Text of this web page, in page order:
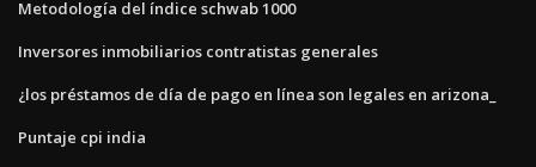
Metodología del índice schwab 1000
Inversores inmobiliarios contratistas generales
¿los préstamos de día de pago en línea son legales en arizona_
Puntaje cpi india